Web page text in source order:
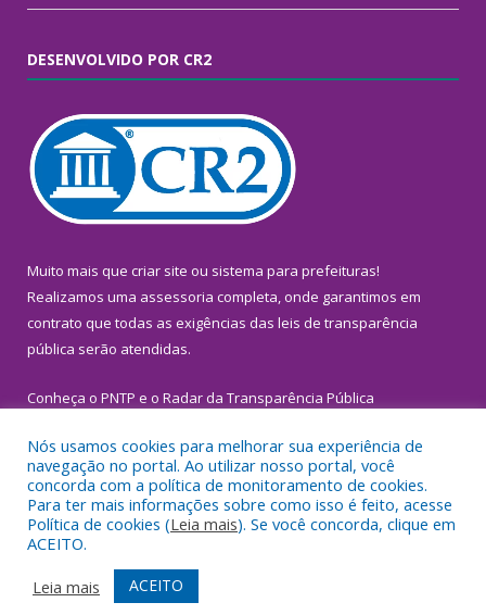
DESENVOLVIDO POR CR2
Muito mais que criar site ou sistema para prefeituras!
Realizamos uma assessoria completa, onde garantimos em
contrato que todas as exigências das leis de transparência
pública serão atendidas.
Conheça o PNTP e o Radar da Transparência Pública
Todos os direitos reservados a Prefeitura Municipal de
Inhangapi.
Mapa do Site
Acessar Área Administrativa
Acessar Webmail
Nós usamos cookies para melhorar sua experiência de
navegação no portal. Ao utilizar nosso portal, você
concorda com a política de monitoramento de cookies.
Para ter mais informações sobre como isso é feito, acesse
Política de cookies (Leia mais). Se você concorda, clique em
ACEITO.
Leia mais
ACEITO